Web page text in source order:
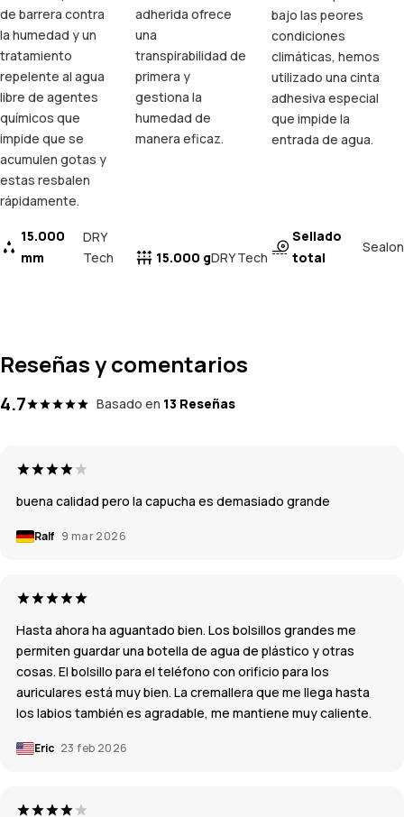
de barrera contra
la humedad y un
tratamiento
repelente al agua
libre de agentes
químicos que
impide que se
acumulen gotas y
estas resbalen
rápidamente.
15.000
mm
DRY
Tech
adherida ofrece
una
transpirabilidad de
primera y
gestiona la
humedad de
manera eficaz.
15.000 gDRY Tech
bajo las peores
condiciones
climáticas, hemos
utilizado una cinta
adhesiva especial
que impide la
entrada de agua.
Sellado
total
Sealon
Reseñas y comentarios
4.7 Basado en 13 Reseñas
buena calidad pero la capucha es demasiado grande
Ralf 9 mar 2026
Hasta ahora ha aguantado bien. Los bolsillos grandes me
permiten guardar una botella de agua de plástico y otras
cosas. El bolsillo para el teléfono con orificio para los
auriculares está muy bien. La cremallera que me llega hasta
los labios también es agradable, me mantiene muy caliente.
Eric 23 feb 2026